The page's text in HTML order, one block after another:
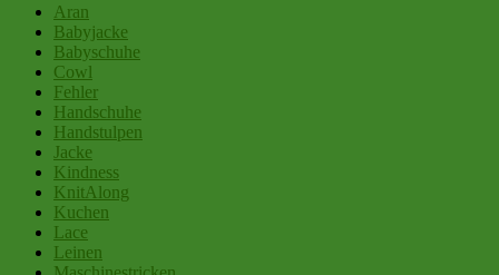
Aran
Babyjacke
Babyschuhe
Cowl
Fehler
Handschuhe
Handstulpen
Jacke
Kindness
KnitAlong
Kuchen
Lace
Leinen